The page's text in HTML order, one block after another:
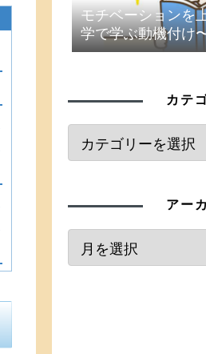
モチベーションを
学で学ぶ動機付け
カテ
アー